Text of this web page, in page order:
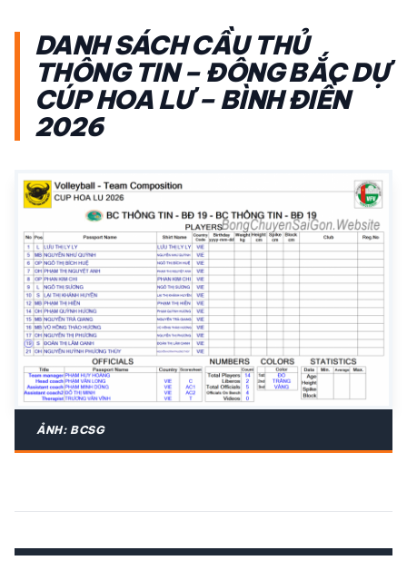
DANH SÁCH CẦU THỦ
THÔNG TIN – ĐÔNG BẮC DỰ
CÚP HOA LƯ – BÌNH ĐIỀN
2026
ẢNH: BCSG